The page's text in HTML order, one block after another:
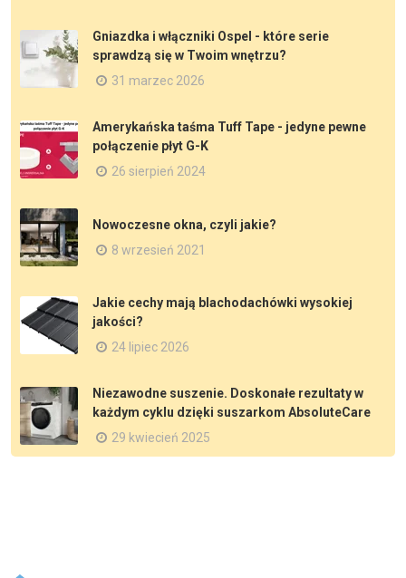
Gniazdka i włączniki Ospel - które serie
sprawdzą się w Twoim wnętrzu?
31 marzec 2026
Amerykańska taśma Tuff Tape - jedyne pewne
połączenie płyt G-K
26 sierpień 2024
Nowoczesne okna, czyli jakie?
8 wrzesień 2021
Jakie cechy mają blachodachówki wysokiej
jakości?
24 lipiec 2026
Niezawodne suszenie. Doskonałe rezultaty w
każdym cyklu dzięki suszarkom AbsoluteCare
29 kwiecień 2025